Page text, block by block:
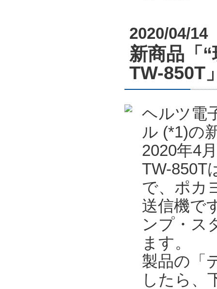
2020/04/14
新商品「
TW-850T
ヘルツ電
ル (*1)の
2020年4
TW-850T
で、ポカ
送信機で
ンプ・ス
ます。
製品の「
したら、